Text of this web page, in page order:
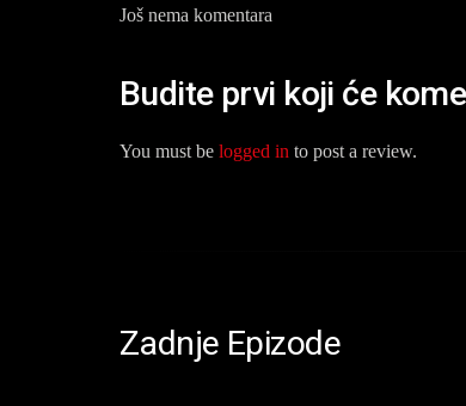
Još nema komentara
Budite prvi koji će
You must be logged in to post a review.
Zadnje Epizode